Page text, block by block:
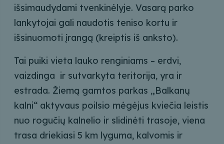
išsimaudydami tvenkinėlyje. Vasarą parko
lankytojai gali naudotis teniso kortu ir
išsinuomoti įrangą (kreiptis iš anksto).
Tai puiki vieta lauko renginiams – erdvi,
vaizdinga ir sutvarkyta teritorija, yra ir
estrada. Žiemą gamtos parkas „Balkanų
kalni“ aktyvaus poilsio mėgėjus kviečia leistis
nuo rogučių kalnelio ir slidinėti trasoje, viena
trasa driekiasi 5 km lyguma, kalvomis ir